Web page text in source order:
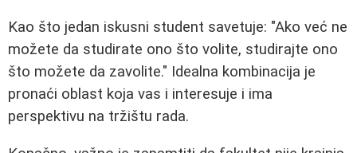
Kao što jedan iskusni student savetuje: "Ako već ne
možete da studirate ono što volite, studirajte ono
što možete da zavolite." Idealna kombinacija je
pronaći oblast koja vas i interesuje i ima
perspektivu na tržištu rada.